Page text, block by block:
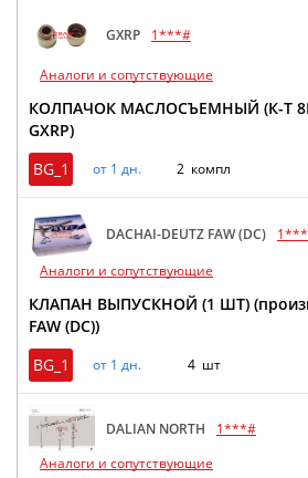
GXRP 1***#
Аналоги и сопутствующие
КОЛПАЧОК МАСЛОСЪЕМНЫЙ (К-Т
GXRP)
BG_1
от 1 дн. 2 компл
DACHAI-DEUTZ FAW (DC)
Аналоги и сопутствующие
КЛАПАН ВЫПУСКНОЙ (1 ШТ)
FAW (DC))
BG_1
от 1 дн. 4 шт
DALIAN NORTH
1***#
Аналоги и сопутствующие